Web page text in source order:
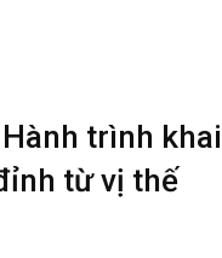
trình khai
từ vị thế